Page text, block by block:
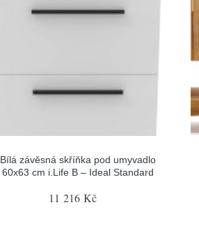
Bílá závěsná skříňka pod umyvadlo
60x63 cm i.Life B – Ideal Standard
11 216 Kč